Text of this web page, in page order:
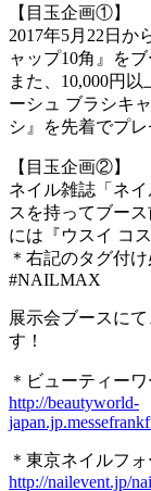
【目玉企画①】
2017年5月22日か
ャップ10角』を
また、10,000円
ーシュ ブラシキ
シ』を先着でプレ
【目玉企画②】
ネイル雑誌「ネ
スを持ってブー
には『ウスイ コ
＊右記のタグ付
#NAILMAX
展示会ブースに
す！
＊ビューティー
http://beautyworld-
＊東京ネイルフ
http://nailevent.jp/